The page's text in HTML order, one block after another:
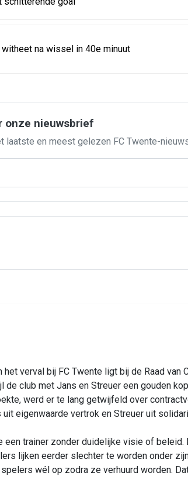
witheet na wissel in 40e minuut
onze nieuwsbrief
laatste en meest gelezen FC Twente-
het verval bij FC Twente ligt bij de Raad van
de club met Jans en Streuer een gouden
werd er te lang getwijfeld over
eigenwaarde vertrok en Streuer uit
een trainer zonder duidelijke visie of beleid.
lijken eerder slechter te worden onder
wél op zodra ze verhuurd worden.